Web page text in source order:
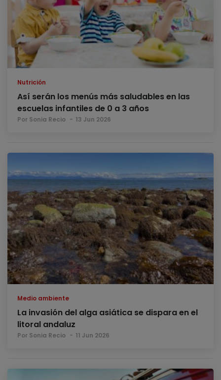
Nutrición
Así serán los menús más saludables en las
escuelas infantiles de 0 a 3 años
Por Sonia Recio 13 Jun 2026
Medio ambiente
La invasión del alga asiática se dispara en el
litoral andaluz
Por Sonia Recio 11 Jun 2026